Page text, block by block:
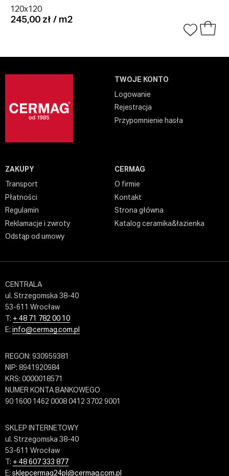
120x120
245,00 zł / m2
TWOJE KONTO
Logowanie
Rejestracja
Przypomnienie hasła
ZAKUPY
Transport
Płatności
Regulamin
Reklamacje i zwroty
Odstąp od umowy
CERMAG
O firmie
Kontakt
Strona główna
Katalog ceramika&łazienka
CENTRALA
ul. Strzegomska 38-40
53-611 Wrocław
T: + 48 71 782 00 10
E: info@cermag.com.pl
REGON: 930959381
NIP: 8941920984
KRS: 0000018571
NUMER KONTA BANKOWEGO
90 1600 1462 0008 0412 3702 9001
SKLEP INTERNETOWY
ul. Strzegomska 38-40
53-611 Wrocław
T: + 48 607 333 877
E: sklepcermag24pl@cermag.com.pl